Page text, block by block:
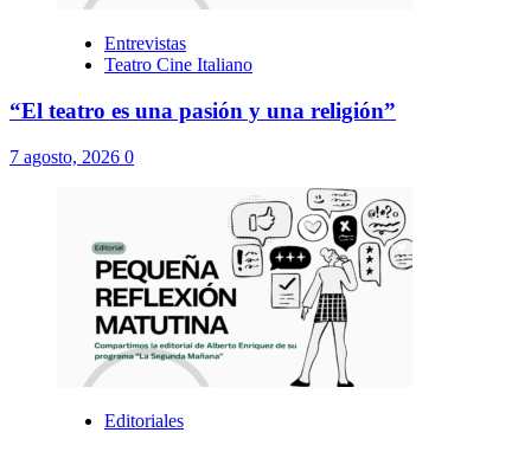
Entrevistas
Teatro Cine Italiano
“El teatro es una pasión y una religión”
7 agosto, 2026 0
Editoriales